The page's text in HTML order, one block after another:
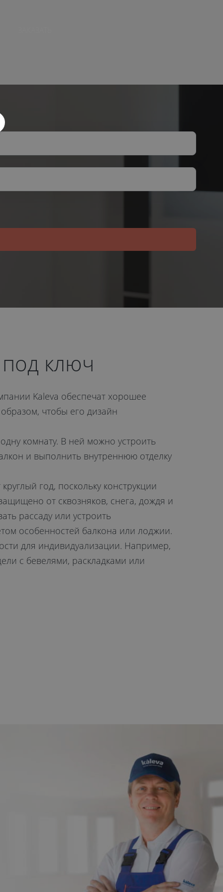
ключ
Kaleva обеспечат хорошее
чтобы его дизайн
комнату. В ней можно устроить
и выполнить внутреннюю отделку
год, поскольку конструкции
от сквозняков, снега, дождя и
рассаду или устроить
особенностей балкона или лоджии.
для индивидуализации. Например,
с бевелями, раскладками или